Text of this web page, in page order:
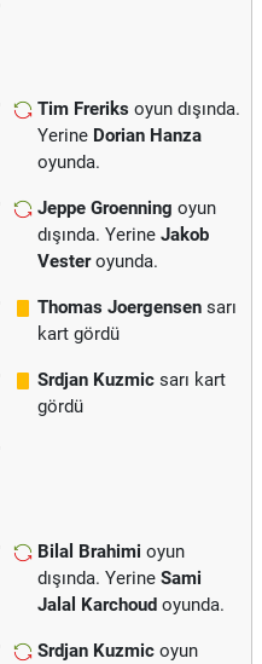
Tim Freriks oyun dışında.
Yerine Dorian Hanza
oyunda.
Jeppe Groenning oyun
dışında. Yerine Jakob
Vesteroyunda.
Thomas Joergensen sarı
kart gördü
Srdjan Kuzmic sarı kart
gördü
Bilal Brahimi oyun
dışında. Yerine Sami
Jalal Karchoud oyunda.
Srdjan Kuzmic oyun